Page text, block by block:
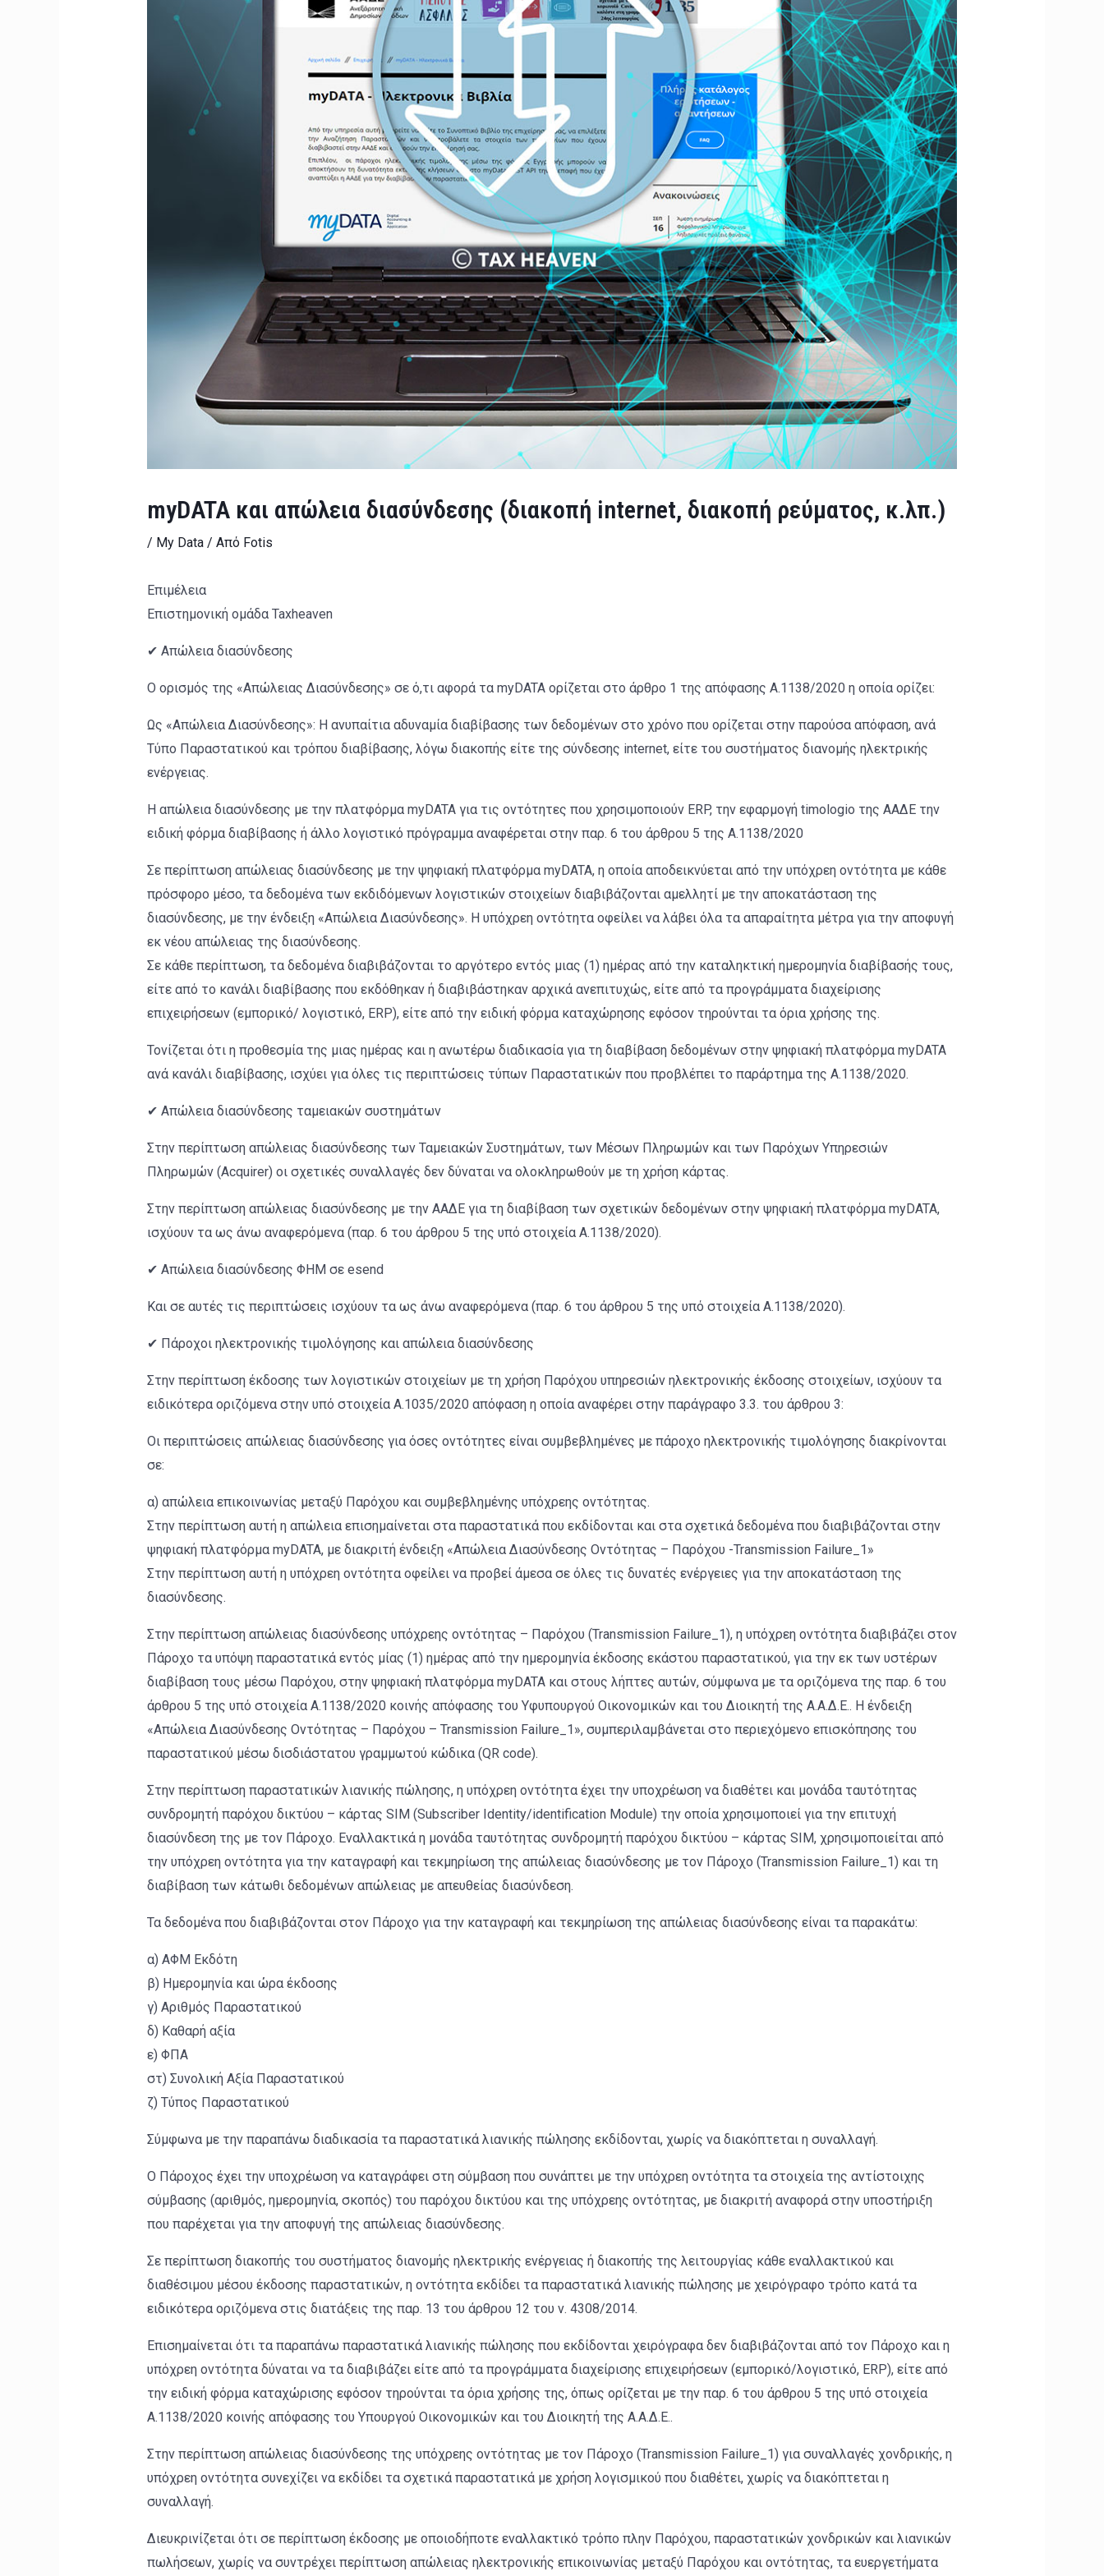
myDATA και απώλεια διασύνδεσης (διακοπή internet, διακοπή ρεύματος, κ.λπ.)
/ My Data/ Από Fotis
Επιμέλεια
Επιστημονική ομάδα Taxheaven
✔ Απώλεια διασύνδεσης
Ο ορισμός της «Απώλειας Διασύνδεσης» σε ό,τι αφορά τα myDATA ορίζεται στο άρθρο 1 της απόφασης Α.1138/2020 η οποία ορίζει:
Ως «Απώλεια Διασύνδεσης»: Η ανυπαίτια αδυναμία διαβίβασης των δεδομένων στο χρόνο που ορίζεται στην παρούσα απόφαση, ανά
Τύπο Παραστατικού και τρόπου διαβίβασης, λόγω διακοπής είτε της σύνδεσης internet, είτε του συστήματος διανομής ηλεκτρικής
ενέργειας.
Η απώλεια διασύνδεσης με την πλατφόρμα myDATA για τις οντότητες που χρησιμοποιούν ERP, την εφαρμογή timologio της ΑΑΔΕ την
ειδική φόρμα διαβίβασης ή άλλο λογιστικό πρόγραμμα αναφέρεται στην παρ. 6 του άρθρου 5 της Α.1138/2020
Σε περίπτωση απώλειας διασύνδεσης με την ψηφιακή πλατφόρμα myDATA, η οποία αποδεικνύεται από την υπόχρεη οντότητα με κάθε
πρόσφορο μέσο, τα δεδομένα των εκδιδόμενων λογιστικών στοιχείων διαβιβάζονται αμελλητί με την αποκατάσταση της
διασύνδεσης, με την ένδειξη «Απώλεια Διασύνδεσης». Η υπόχρεη οντότητα οφείλει να λάβει όλα τα απαραίτητα μέτρα για την αποφυγή
εκ νέου απώλειας της διασύνδεσης.
Σε κάθε περίπτωση, τα δεδομένα διαβιβάζονται το αργότερο εντός μιας (1) ημέρας από την καταληκτική ημερομηνία διαβίβασής τους,
είτε από το κανάλι διαβίβασης που εκδόθηκαν ή διαβιβάστηκαν αρχικά ανεπιτυχώς, είτε από τα προγράμματα διαχείρισης
επιχειρήσεων (εμπορικό/ λογιστικό, ERP), είτε από την ειδική φόρμα καταχώρησης εφόσον τηρούνται τα όρια χρήσης της.
Τονίζεται ότι η προθεσμία της μιας ημέρας και η ανωτέρω διαδικασία για τη διαβίβαση δεδομένων στην ψηφιακή πλατφόρμα myDATA
ανά κανάλι διαβίβασης, ισχύει για όλες τις περιπτώσεις τύπων Παραστατικών που προβλέπει το παράρτημα της Α.1138/2020.
✔ Απώλεια διασύνδεσης ταμειακών συστημάτων
Στην περίπτωση απώλειας διασύνδεσης των Ταμειακών Συστημάτων, των Μέσων Πληρωμών και των Παρόχων Υπηρεσιών
Πληρωμών (Acquirer) οι σχετικές συναλλαγές δεν δύναται να ολοκληρωθούν με τη χρήση κάρτας.
Στην περίπτωση απώλειας διασύνδεσης με την ΑΑΔΕ για τη διαβίβαση των σχετικών δεδομένων στην ψηφιακή πλατφόρμα myDATA,
ισχύουν τα ως άνω αναφερόμενα (παρ. 6 του άρθρου 5 της υπό στοιχεία Α.1138/2020).
✔ Απώλεια διασύνδεσης ΦΗΜ σε esend
Και σε αυτές τις περιπτώσεις ισχύουν τα ως άνω αναφερόμενα (παρ. 6 του άρθρου 5 της υπό στοιχεία Α.1138/2020).
✔ Πάρoχοι ηλεκτρονικής τιμολόγησης και απώλεια διασύνδεσης
Στην περίπτωση έκδοσης των λογιστικών στοιχείων με τη χρήση Παρόχου υπηρεσιών ηλεκτρονικής έκδοσης στοιχείων, ισχύουν τα
ειδικότερα οριζόμενα στην υπό στοιχεία Α.1035/2020 απόφαση η οποία αναφέρει στην παράγραφο 3.3. του άρθρου 3:
Οι περιπτώσεις απώλειας διασύνδεσης για όσες οντότητες είναι συμβεβλημένες με πάροχο ηλεκτρονικής τιμολόγησης διακρίνονται
σε:
α) απώλεια επικοινωνίας μεταξύ Παρόχου και συμβεβλημένης υπόχρεης οντότητας.
Στην περίπτωση αυτή η απώλεια επισημαίνεται στα παραστατικά που εκδίδονται και στα σχετικά δεδομένα που διαβιβάζονται στην
ψηφιακή πλατφόρμα myDATA, με διακριτή ένδειξη «Απώλεια Διασύνδεσης Οντότητας – Παρόχου -Transmission Failure_1»
Στην περίπτωση αυτή η υπόχρεη οντότητα οφείλει να προβεί άμεσα σε όλες τις δυνατές ενέργειες για την αποκατάσταση της
διασύνδεσης.
Στην περίπτωση απώλειας διασύνδεσης υπόχρεης οντότητας – Παρόχου (Transmission Failure_1), η υπόχρεη οντότητα διαβιβάζει στον
Πάροχο τα υπόψη παραστατικά εντός μίας (1) ημέρας από την ημερομηνία έκδοσης εκάστου παραστατικού, για την εκ των υστέρων
διαβίβαση τους μέσω Παρόχου, στην ψηφιακή πλατφόρμα myDATA και στους λήπτες αυτών, σύμφωνα με τα οριζόμενα της παρ. 6 του
άρθρου 5 της υπό στοιχεία Α.1138/2020 κοινής απόφασης του Υφυπουργού Οικονομικών και του Διοικητή της Α.Α.Δ.Ε.. Η ένδειξη
«Απώλεια Διασύνδεσης Οντότητας – Παρόχου – Transmission Failure_1», συμπεριλαμβάνεται στο περιεχόμενο επισκόπησης του
παραστατικού μέσω δισδιάστατου γραμμωτού κώδικα (QR code).
Στην περίπτωση παραστατικών λιανικής πώλησης, η υπόχρεη οντότητα έχει την υποχρέωση να διαθέτει και μονάδα ταυτότητας
συνδρομητή παρόχου δικτύου – κάρτας SIM (Subscriber Identity/identification Module) την οποία χρησιμοποιεί για την επιτυχή
διασύνδεση της με τον Πάροχο. Εναλλακτικά η μονάδα ταυτότητας συνδρομητή παρόχου δικτύου – κάρτας SIM, χρησιμοποιείται από
την υπόχρεη οντότητα για την καταγραφή και τεκμηρίωση της απώλειας διασύνδεσης με τον Πάροχο (Transmission Failure_1) και τη
διαβίβαση των κάτωθι δεδομένων απώλειας με απευθείας διασύνδεση.
Τα δεδομένα που διαβιβάζονται στον Πάροχο για την καταγραφή και τεκμηρίωση της απώλειας διασύνδεσης είναι τα παρακάτω:
α) ΑΦΜ Εκδότη
β) Ημερομηνία και ώρα έκδοσης
γ) Αριθμός Παραστατικού
δ) Καθαρή αξία
ε) ΦΠΑ
στ) Συνολική Αξία Παραστατικού
ζ) Τύπος Παραστατικού
Σύμφωνα με την παραπάνω διαδικασία τα παραστατικά λιανικής πώλησης εκδίδονται, χωρίς να διακόπτεται η συναλλαγή.
Ο Πάροχος έχει την υποχρέωση να καταγράφει στη σύμβαση που συνάπτει με την υπόχρεη οντότητα τα στοιχεία της αντίστοιχης
σύμβασης (αριθμός, ημερομηνία, σκοπός) του παρόχου δικτύου και της υπόχρεης οντότητας, με διακριτή αναφορά στην υποστήριξη
που παρέχεται για την αποφυγή της απώλειας διασύνδεσης.
Σε περίπτωση διακοπής του συστήματος διανομής ηλεκτρικής ενέργειας ή διακοπής της λειτουργίας κάθε εναλλακτικού και
διαθέσιμου μέσου έκδοσης παραστατικών, η οντότητα εκδίδει τα παραστατικά λιανικής πώλησης με χειρόγραφο τρόπο κατά τα
ειδικότερα οριζόμενα στις διατάξεις της παρ. 13 του άρθρου 12 του ν. 4308/2014.
Επισημαίνεται ότι τα παραπάνω παραστατικά λιανικής πώλησης που εκδίδονται χειρόγραφα δεν διαβιβάζονται από τον Πάροχο και η
υπόχρεη οντότητα δύναται να τα διαβιβάζει είτε από τα προγράμματα διαχείρισης επιχειρήσεων (εμπορικό/λογιστικό, ERP), είτε από
την ειδική φόρμα καταχώρισης εφόσον τηρούνται τα όρια χρήσης της, όπως ορίζεται με την παρ. 6 του άρθρου 5 της υπό στοιχεία
Α.1138/2020 κοινής απόφασης του Υπουργού Οικονομικών και του Διοικητή της Α.Α.Δ.Ε..
Στην περίπτωση απώλειας διασύνδεσης της υπόχρεης οντότητας με τον Πάροχο (Transmission Failure_1) για συναλλαγές χονδρικής, η
υπόχρεη οντότητα συνεχίζει να εκδίδει τα σχετικά παραστατικά με χρήση λογισμικού που διαθέτει, χωρίς να διακόπτεται η
συναλλαγή.
Διευκρινίζεται ότι σε περίπτωση έκδοσης με οποιοδήποτε εναλλακτικό τρόπο πλην Παρόχου, παραστατικών χονδρικών και λιανικών
πωλήσεων, χωρίς να συντρέχει περίπτωση απώλειας ηλεκτρονικής επικοινωνίας μεταξύ Παρόχου και οντότητας, τα ευεργετήματα